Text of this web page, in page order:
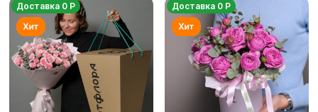
Доставка 0 Р Доставка 0 Р